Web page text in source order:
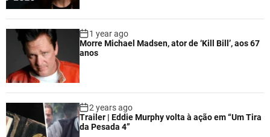
1 year ago
Morre Michael Madsen, ator de ‘Kill Bill’, aos 67
anos
2 years ago
Trailer | Eddie Murphy volta à ação em “Um Tira
da Pesada 4”